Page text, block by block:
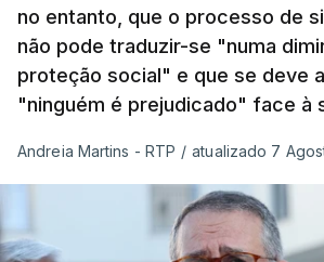
no entanto, que o processo de
não pode traduzir-se "numa
proteção social" e que se deve
"ninguém é prejudicado" face à
Andreia Martins - RTP / atualizado 7